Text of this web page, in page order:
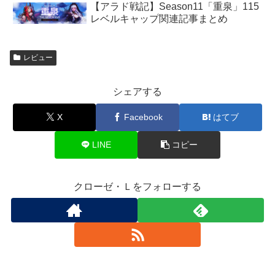
【アラド戦記】Season11「重泉」115
レベルキャップ関連記事まとめ
レビュー
シェアする
X Facebook はてブ
LINE コピー
クローゼ・Ｌをフォローする